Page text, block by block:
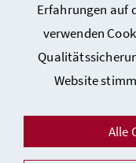
Erfahrungen auf
verwenden
Website
Alle